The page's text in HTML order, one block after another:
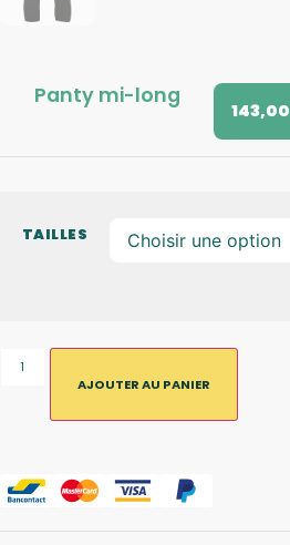
Panty mi-long
143,00
TAILLES
AJOUTER AU PANIER